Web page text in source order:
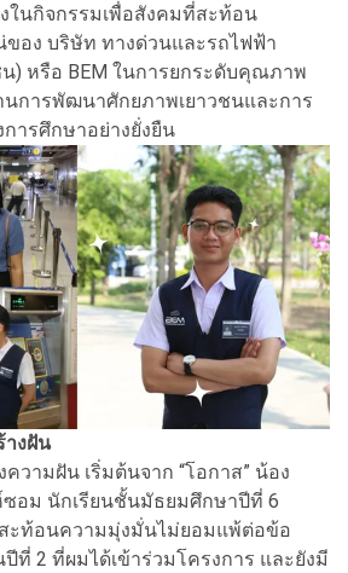
ในกิจกรรมเพื่อสังคมที่สะท้อน
อง บริษัท ทางด่วนและรถไฟฟ้า
) หรือ BEM ในการยกระดับคุณภาพ
การพัฒนาศักยภาพเยาวชนและการ
ารศึกษาอย่างยั่งยืน
างฝัน
มฝัน เริ่มต้นจาก “โอกาส” น้อง
อม นักเรียนชั้นมัธยมศึกษาปีที่ 6
ะท้อนความมุ่งมั่นไม่ยอมแพ้ต่อข้อ
ปีที่ 2 ที่ผมได้เข้าร่วมโครงการ และยังมี